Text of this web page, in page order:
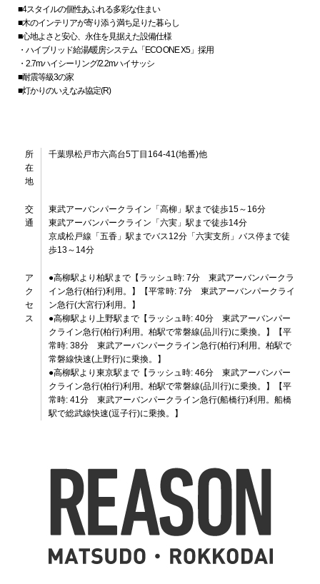
■4スタイルの個性あふれる多彩な住まい
■木のインテリアが寄り添う満ち足りた暮らし
■心地よさと安心、永住を見据えた設備仕様
・ハイブリッド給湯/暖房システム「ECO ONE X5」採用
・2.7mハイシーリング/2.2mハイサッシ
■耐震等級3の家
■灯かりのいえなみ協定(R)
所
在
地
千葉県松戸市六高台5丁目164-41(地番)他
交
通
東武アーバンパークライン「高柳」駅まで徒歩15～16分
東武アーバンパークライン「六実」駅まで徒歩14分
京成松戸線「五香」駅までバス12分「六実支所」バス停まで徒
歩13～14分
ア
ク
セ
ス
●高柳駅より柏駅まで【ラッシュ時: 7分 東武アーバンパークラ
イン急行(柏行)利用。】【平常時: 7分 東武アーバンパークライ
ン急行(大宮行)利用。】
●高柳駅より上野駅まで【ラッシュ時: 40分 東武アーバンパー
クライン急行(柏行)利用。柏駅で常磐線(品川行)に乗換。】【平
常時: 38分 東武アーバンパークライン急行(柏行)利用。柏駅で
常磐線快速(上野行)に乗換。】
●高柳駅より東京駅まで【ラッシュ時: 46分 東武アーバンパー
クライン急行(柏行)利用。柏駅で常磐線(品川行)に乗換。】【平
常時: 41分 東武アーバンパークライン急行(船橋行)利用。船橋
駅で総武線快速(逗子行)に乗換。】